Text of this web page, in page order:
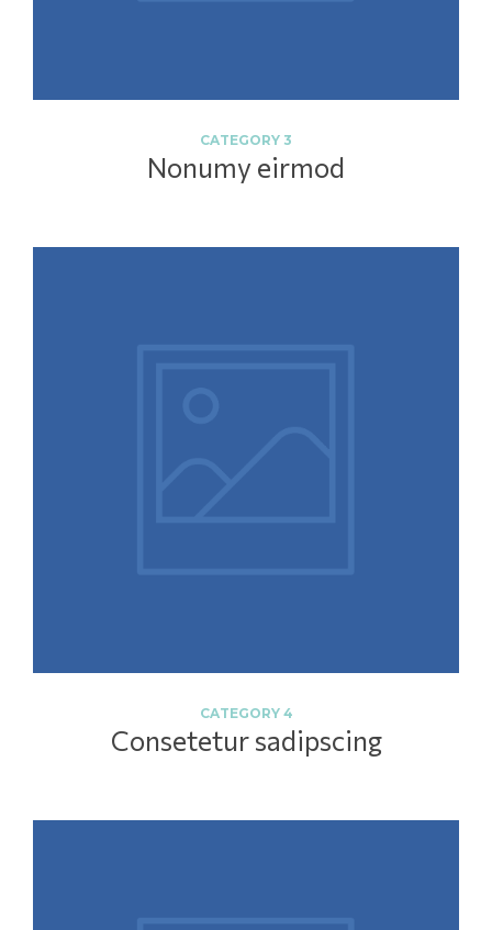
CATEGORY 3
Nonumy eirmod
CATEGORY 4
Consetetur sadipscing